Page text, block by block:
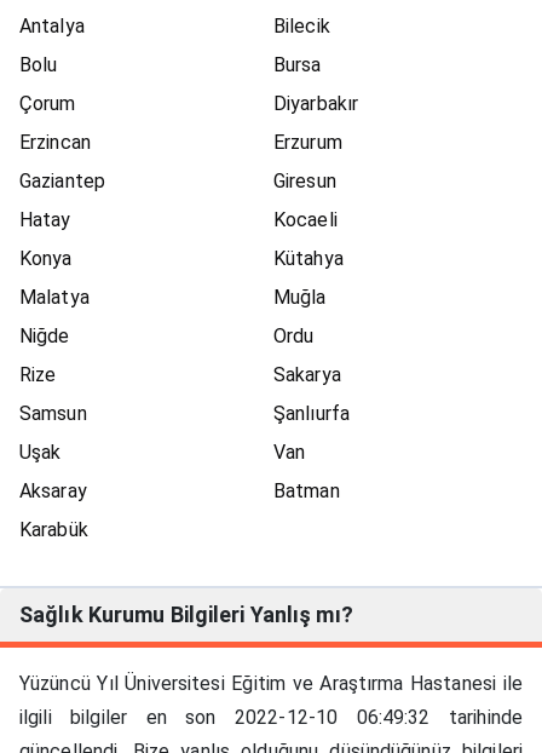
Antalya
Bilecik
Bolu
Bursa
Çorum
Diyarbakır
Erzincan
Erzurum
Gaziantep
Giresun
Hatay
Kocaeli
Konya
Kütahya
Malatya
Muğla
Niğde
Ordu
Rize
Sakarya
Samsun
Şanlıurfa
Uşak
Van
Aksaray
Batman
Karabük
Sağlık Kurumu Bilgileri Yanlış mı?
Yüzüncü Yıl Üniversitesi Eğitim ve Araştırma Hastanesi ile
ilgili bilgiler en son 2022-12-10 06:49:32 tarihinde